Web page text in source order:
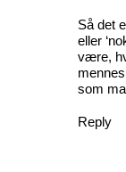
Så det
eller
være,
som
Reply